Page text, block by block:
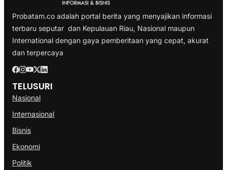
Probatam.co adalah portal berita yang menyajikan informasi
terbaru seputar dan Kepulauan Riau, Nasional maupun
International dengan gaya pemberitaan yang cepat, akurat
dan terpercaya
TELUSURI
Nasional
Internasional
Bisnis
Ekonomi
Politik